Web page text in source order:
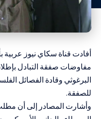
أفادت قناة سكاي نيوز
مفاوضات صفقة التبادل
البرغوثي وقادة الفصائل
للصفقة.
وأشارت المصادر إلى أن